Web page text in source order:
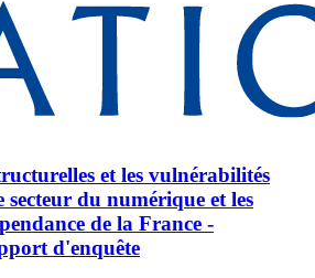
et les vulnérabilités
secteur du numérique et les
de la France -
d'enquête